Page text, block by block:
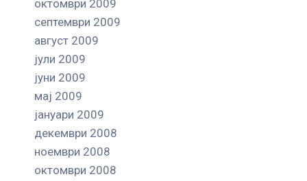
октомври 2009
септември 2009
август 2009
јули 2009
јуни 2009
мај 2009
јануари 2009
декември 2008
ноември 2008
октомври 2008